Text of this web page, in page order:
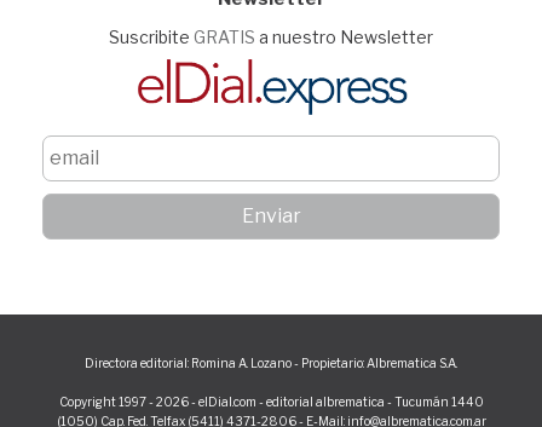
Suscribite GRATIS a nuestro Newsletter
Directora editorial: Romina A. Lozano - Propietario: Albrematica S.A.
Copyright 1997 - 2026 - elDial.com - editorial albrematica - Tucumán 1440
(1050) Cap. Fed. Telfax (5411) 4371-2806 - E-Mail: info@albrematica.com.ar